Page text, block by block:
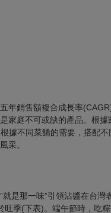
年銷售額複合成長率
家庭不可或缺的產品。根據
據不同菜餚的需要，搭配
采。
是那一味”引領沾醬在台灣
季(下表)。端午節時，吃